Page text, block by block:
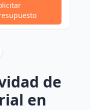
de
en